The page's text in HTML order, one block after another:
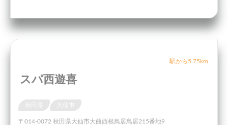
駅から5.75km
スパ西遊喜
〒014-0072 秋田県大仙市大曲西根鳥居鳥居215番地9